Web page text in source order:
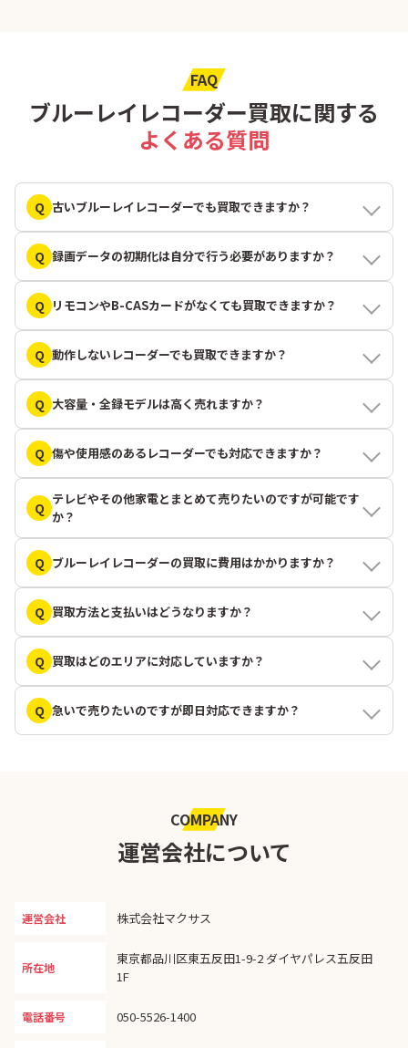
FAQ
ブルーレイレコーダー買取に関する
よくある質問
Q 古いブルーレイレコーダーでも買取できますか？
Q 録画データの初期化は自分で行う必要がありますか？
Q リモコンやB-CASカードがなくても買取できますか？
Q 動作しないレコーダーでも買取できますか？
Q 大容量・全録モデルは高く売れますか？
Q 傷や使用感のあるレコーダーでも対応できますか？
Q
テレビやその他家電とまとめて売りたいのですが可能です
か？
Q ブルーレイレコーダーの買取に費用はかかりますか？
Q 買取方法と支払いはどうなりますか？
Q 買取はどのエリアに対応していますか？
Q 急いで売りたいのですが即日対応できますか？
COMPANY
運営会社について
運営会社 株式会社マクサス
所在地
東京都品川区東五反田1-9-2 ダイヤパレス五反田
1F
電話番号 050-5526-1400